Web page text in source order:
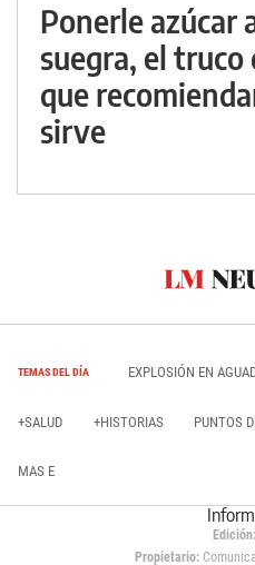
Ponerle azúcar
suegra, el
que
sirve
TEMAS DEL DÍA EXPLOSIÓN EN
+SALUD +HISTORIAS PUNTOS
MAS E
Edición:
Propietario: